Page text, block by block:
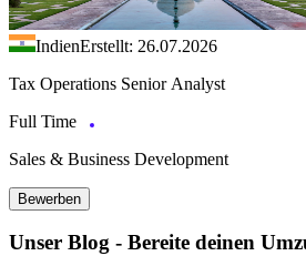
IndienErstellt: 26.07.2026
Tax Operations Senior Analyst
Full Time
Sales & Business Development
Bewerben
Unser Blog - Bereite deinen